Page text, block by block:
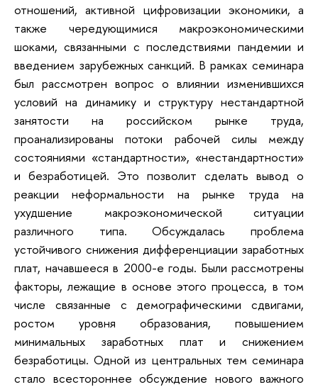
отношений, активной цифровизации экономики, а
также чередующимися макроэкономическими
шоками, связанными с последствиями пандемии и
введением зарубежных санкций. В рамках семинара
был рассмотрен вопрос о влиянии изменившихся
условий на динамику и структуру нестандартной
занятости на российском рынке труда,
проанализированы потоки рабочей силы между
состояниями «стандартности», «нестандартности»
и безработицей. Это позволит сделать вывод о
реакции неформальности на рынке труда на
ухудшение макроэкономической ситуации
различного типа. Обсуждалась проблема
устойчивого снижения дифференциации заработных
плат, начавшееся в 2000-е годы. Были рассмотрены
факторы, лежащие в основе этого процесса, в том
числе связанные с демографическими сдвигами,
ростом уровня образования, повышением
минимальных заработных плат и снижением
безработицы. Одной из центральных тем семинара
стало всестороннее обсуждение нового важного